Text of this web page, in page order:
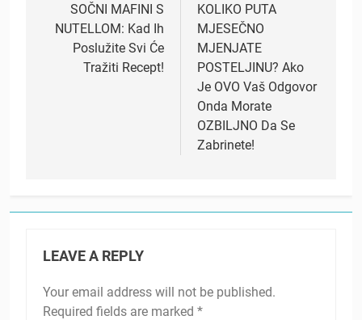
navigation
SOČNI MAFINI S
NUTELLOM: Kad Ih
Poslužite Svi Će
Tražiti Recept!
KOLIKO PUTA
MJESEČNO
MJENJATE
POSTELJINU? Ako
Je OVO Vaš Odgovor
Onda Morate
OZBILJNO Da Se
Zabrinete!
LEAVE A REPLY
Your email address will not be published.
Required fields are marked *